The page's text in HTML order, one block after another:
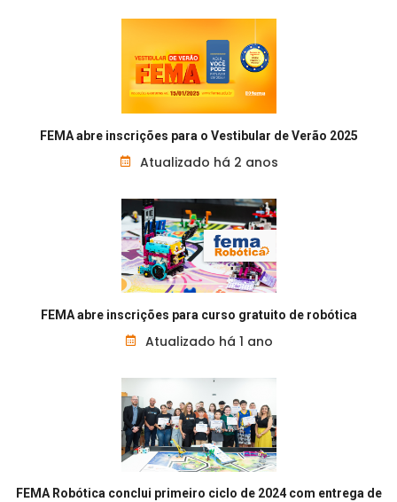
FEMA abre inscrições para o Vestibular de Verão 2025
Atualizado há 2 anos
FEMA abre inscrições para curso gratuito de robótica
Atualizado há 1 ano
FEMA Robótica conclui primeiro ciclo de 2024 com entrega de